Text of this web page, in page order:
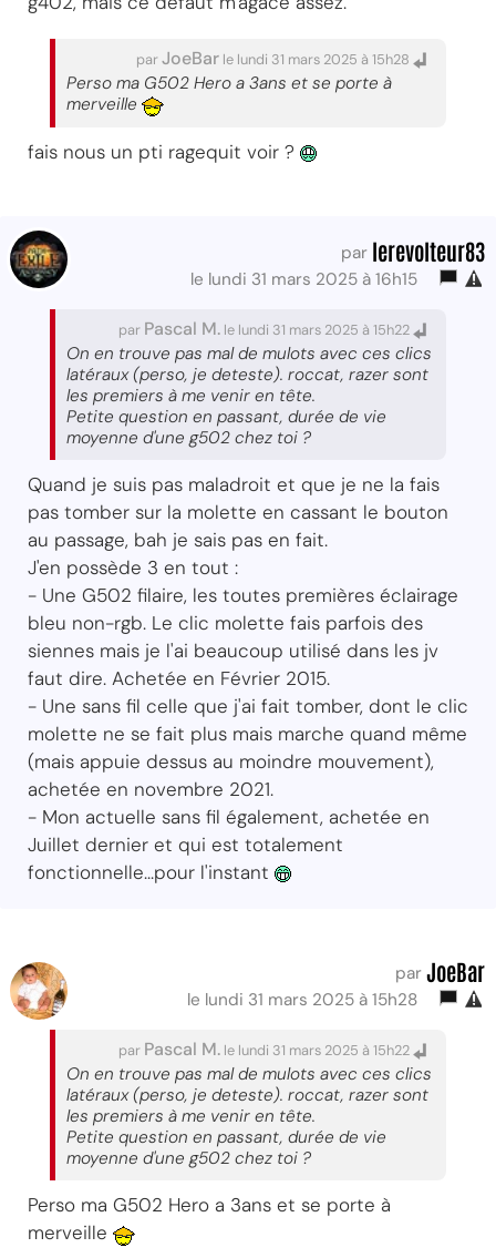
parJoeBar le lundi 31 mars 2025 à 15h28
Perso ma G502 Hero a 3ans et se porte à
merveille
fais nous un pti ragequit voir ?
par lerevolteur83
le lundi 31 mars 2025 à 16h15
par Pascal M. le lundi 31 mars 2025 à 15h22
On en trouve pas mal de mulots avec ces clics
latéraux (perso, je deteste). roccat, razer sont
les premiers à me venir en tête.
Petite question en passant, durée de vie
moyenne d'une g502 chez toi ?
Quand je suis pas maladroit et que je ne la fais
pas tomber sur la molette en cassant le bouton
au passage, bah je sais pas en fait.
J'en possède 3 en tout :
- Une G502 filaire, les toutes premières éclairage
bleu non-rgb. Le clic molette fais parfois des
siennes mais je l'ai beaucoup utilisé dans les jv
faut dire. Achetée en Février 2015.
- Une sans fil celle que j'ai fait tomber, dont le clic
molette ne se fait plus mais marche quand même
(mais appuie dessus au moindre mouvement),
achetée en novembre 2021.
- Mon actuelle sans fil également, achetée en
Juillet dernier et qui est totalement
fonctionnelle...pour l'instant
par JoeBar
le lundi 31 mars 2025 à 15h28
par Pascal M. le lundi 31 mars 2025 à 15h22
On en trouve pas mal de mulots avec ces clics
latéraux (perso, je deteste). roccat, razer sont
les premiers à me venir en tête.
Petite question en passant, durée de vie
moyenne d'une g502 chez toi ?
Perso ma G502 Hero a 3ans et se porte à
merveille